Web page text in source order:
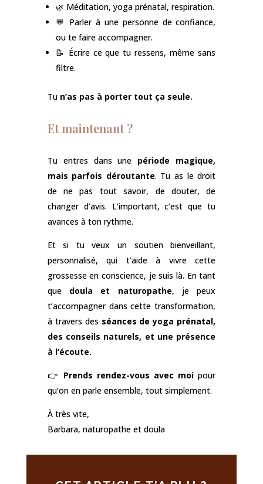
🌿 Méditation, yoga prénatal, respiration.
💬 Parler à une personne de confiance,
ou te faire accompagner.
📝 Écrire ce que tu ressens, même sans
filtre.
Tu n’as pas à porter tout ça seule.
Et maintenant ?
Tu entres dans une période magique,
mais parfois déroutante. Tu as le droit
de ne pas tout savoir, de douter, de
changer d’avis. L’important, c’est que tu
avances à ton rythme.
Et si tu veux un soutien bienveillant,
personnalisé, qui t’aide à vivre cette
grossesse en conscience, je suis là. En tant
que doula et naturopathe, je peux
t’accompagner dans cette transformation,
à travers des séances de yoga prénatal,
des conseils naturels, et une présence
à l’écoute.
👉 Prends rendez-vous avec moi pour
qu’on en parle ensemble, tout simplement.
À très vite,
Barbara, naturopathe et doula